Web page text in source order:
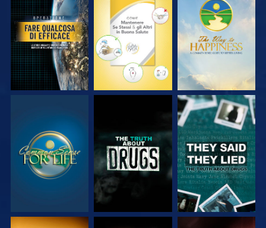
GUARDA GUARDA GUARDA
GUARDA GUARDA GUARDA